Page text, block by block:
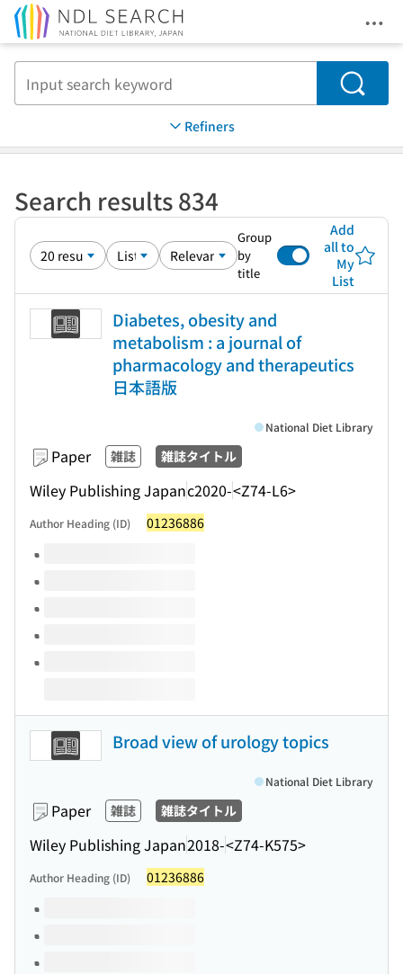
Search
Refiners
Search results 834
Group
by
title
Add
all to
My
List
Diabetes, obesity and
metabolism : a journal of
pharmacology and therapeutics
日本語版
Paper 雑誌 雑誌タイトル
Wiley Publishing Japanc2020-<Z74-L6>
National Diet Library
Author Heading (ID) 01236886
Volumes of this title
Broad view of urology topics
Paper 雑誌 雑誌タイトル
Wiley Publishing Japan2018-<Z74-K575>
National Diet Library
Author Heading (ID) 01236886
Volumes of this title